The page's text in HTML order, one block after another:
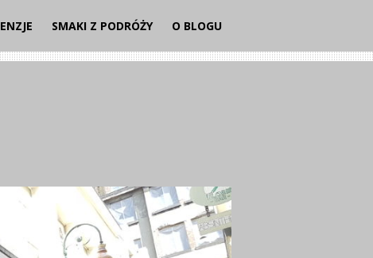
SMAKI Z PODRÓŻY O BLOGU